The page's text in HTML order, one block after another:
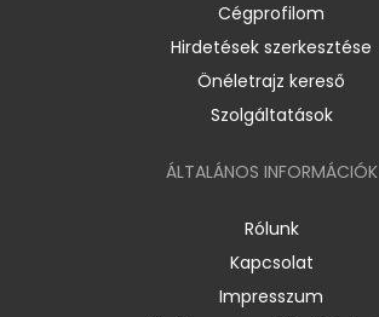
Cégprofilom
Hirdetések szerkesztése
Önéletrajz kereső
Szolgáltatások
ÁLTALÁNOS INFORMÁCIÓK
Rólunk
Kapcsolat
Impresszum